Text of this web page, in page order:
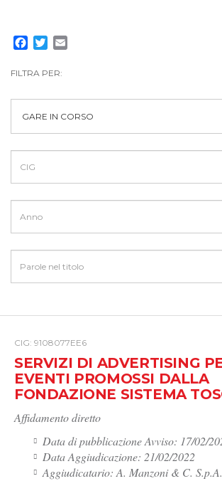
Facebook
Twitter
FILTRA PER:
GARE IN CORSO
CIG: 9108077EE6
SERVIZI DI ADVERTISING
EVENTI PROMOSSI DALLA
FONDAZIONE SISTEMA
Affidamento diretto
Data di pubblicazione Avviso: 17/02/
Data Aggiudicazione: 21/02/2022
Aggiudicatario: A. Manzoni & C. S.p.A.